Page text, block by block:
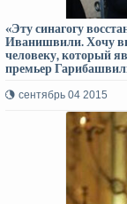
«Эту синагогу
Иванишвили. Хочу
человеку, который
премьер
сентябрь 04 2015